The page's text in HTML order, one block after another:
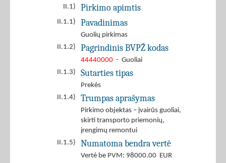
II.1) Pirkimo apimtis
II.1.1) Pavadinimas
Guolių pirkimas
II.1.2)
Pagrindinis BVPŽ kodas
44440000 - Guoliai
II.1.3)
Sutarties tipas
Prekės
II.1.4)
Trumpas aprašymas
Pirkimo objektas – įvairūs guoliai,
skirti transporto priemonių,
įrengimų remontui
II.1.5)
Numatoma bendra vertė
Vertė be PVM: 98000.00 EUR